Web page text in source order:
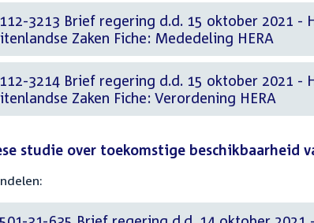
3213 Brief regering d.d. 15 oktober 2021 -
Zaken Fiche: Mededeling HERA
3214 Brief regering d.d. 15 oktober 2021 -
Zaken Fiche: Verordening HERA
studie over toekomstige beschikbaarheid